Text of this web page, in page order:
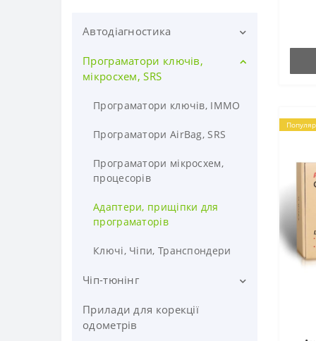
Автодіагностика
Дилерські сканери
вантажних авто
Спецтехники
діагностики
OBD-роз'єми і перехідники
Ендоскопи
Кабелі (штатні) до сканерів і
Програматори ключів,
мікросхем, SRS
Програматори ключів, ІММО
Програматори AirBag, SRS
Програматори мікросхем,
процесорів
Адаптери, прищіпки для
програматорів
Ключі, Чіпи, Транспондери
Чіп-тюнінг
Прилади, Завантажники,
флешери
Прилади для корекції
одометрів